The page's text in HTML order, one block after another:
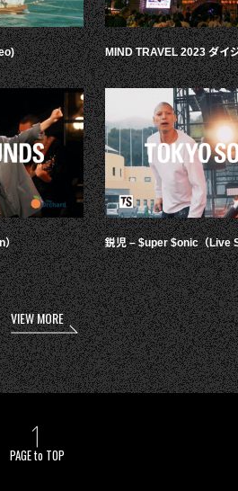
）
MIND TRAVEL 2023 ダイ
鋭児 – $uper $onic（Live
VIEW MORE
PAGE to TOP